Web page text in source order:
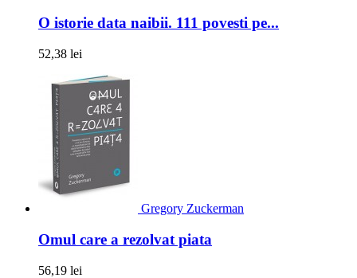
O istorie data naibii. 111 povesti pe...
52,38 lei
Gregory Zuckerman
Omul care a rezolvat piata
56,19 lei